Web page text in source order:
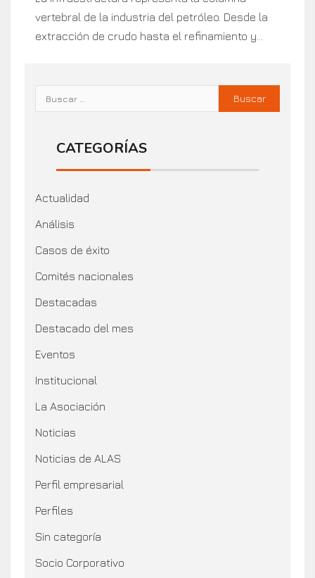
vertebral de la industria del petróleo. Desde la
extracción de crudo hasta el refinamiento y...
CATEGORÍAS
Actualidad
Análisis
Casos de éxito
Comités nacionales
Destacadas
Destacado del mes
Eventos
Institucional
La Asociación
Noticias
Noticias de ALAS
Perfil empresarial
Perfiles
Sin categoría
Socio Corporativo